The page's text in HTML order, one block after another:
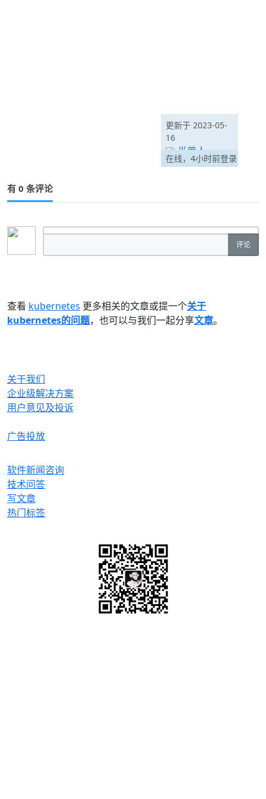
更新于 2023-05-
16
半兽人
在线，4小时前登录
有 0 条评论
评论
查看 kubernetes 更多相关的文章或提一个关于
kubernetes的问题，也可以与我们一起分享文章。
关于我们
企业级解决方案
用户意见及投诉
广告投放
软件新闻咨询
技术问答
写文章
热门标签